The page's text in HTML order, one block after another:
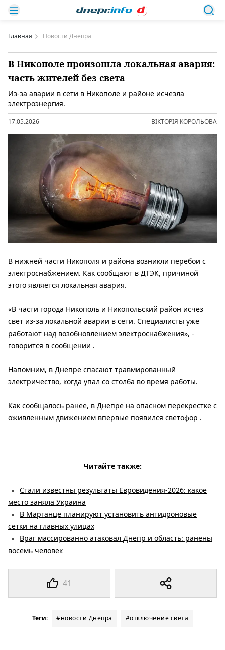
Главная Новости Днепра
В Никополе произошла локальная авария:
часть жителей без света
Из-за аварии в сети в Никополе и районе исчезла
электроэнергия.
17.05.2026 ВІКТОРІЯ КОРОЛЬОВА
41
В нижней части Никополя и района возникли перебои с
электроснабжением. Как сообщают в ДТЭК, причиной
этого является локальная авария.
«В части города Никополь и Никопольский район исчез
свет из-за локальной аварии в сети. Специалисты уже
работают над возобновлением электроснабжения», -
говорится в сообщении .
Напомним, в Днепре спасают травмированный
электричество, когда упал со столба во время работы.
Как сообщалось ранее, в Днепре на опасном перекрестке с
оживленным движением впервые появился светофор .
Читайте также:
Стали известны результаты Евровидения-2026: какое
место заняла Украина
В Марганце планируют установить антидроновые
сетки на главных улицах
Враг массированно атаковал Днепр и область: ранены
восемь человек
Теги: #новости Днепра #отключение света